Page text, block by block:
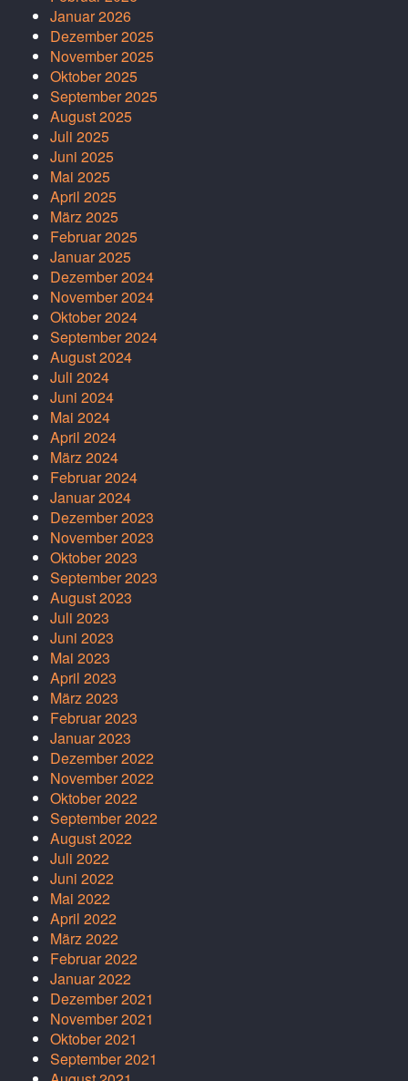
Januar 2026
Dezember 2025
November 2025
Oktober 2025
September 2025
August 2025
Juli 2025
Juni 2025
Mai 2025
April 2025
März 2025
Februar 2025
Januar 2025
Dezember 2024
November 2024
Oktober 2024
September 2024
August 2024
Juli 2024
Juni 2024
Mai 2024
April 2024
März 2024
Februar 2024
Januar 2024
Dezember 2023
November 2023
Oktober 2023
September 2023
August 2023
Juli 2023
Juni 2023
Mai 2023
April 2023
März 2023
Februar 2023
Januar 2023
Dezember 2022
November 2022
Oktober 2022
September 2022
August 2022
Juli 2022
Juni 2022
Mai 2022
April 2022
März 2022
Februar 2022
Januar 2022
Dezember 2021
November 2021
Oktober 2021
September 2021